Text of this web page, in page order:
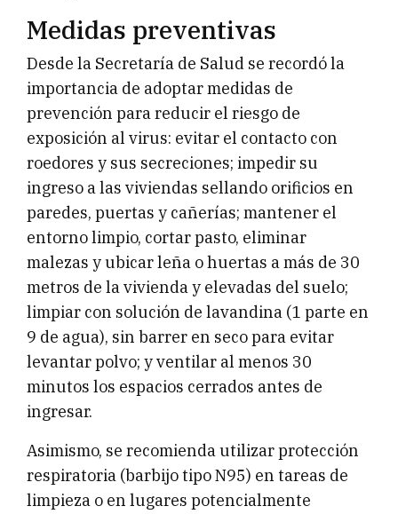
Medidas preventivas
Desde la Secretaría de Salud se recordó la
importancia de adoptar medidas de
prevención para reducir el riesgo de
exposición al virus: evitar el contacto con
roedores y sus secreciones; impedir su
ingreso a las viviendas sellando orificios en
paredes, puertas y cañerías; mantener el
entorno limpio, cortar pasto, eliminar
malezas y ubicar leña o huertas a más de 30
metros de la vivienda y elevadas del suelo;
limpiar con solución de lavandina (1 parte en
9 de agua), sin barrer en seco para evitar
levantar polvo; y ventilar al menos 30
minutos los espacios cerrados antes de
ingresar.
Asimismo, se recomienda utilizar protección
respiratoria (barbijo tipo N95) en tareas de
limpieza o en lugares potencialmente